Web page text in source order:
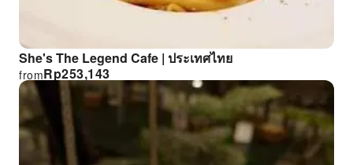
She's The Legend Cafe | ประเทศไทย
Rp253,143
from